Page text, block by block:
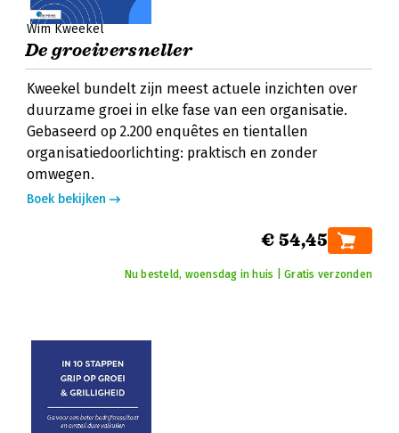
Wim Kweekel
De groeiversneller
Kweekel bundelt zijn meest actuele inzichten over
duurzame groei in elke fase van een organisatie.
Gebaseerd op 2.200 enquêtes en tientallen
organisatiedoorlichting: praktisch en zonder
omwegen.
Boek bekijken
€ 54,45
Nu besteld, woensdag in huis | Gratis verzonden